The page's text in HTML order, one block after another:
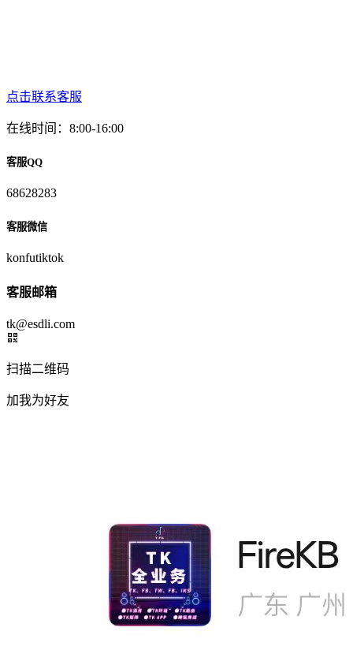
点击联系客服
在线时间：8:00-16:00
客服QQ
68628283
客服微信
konfutiktok
客服邮箱
tk@esdli.com
扫描二维码
加我为好友